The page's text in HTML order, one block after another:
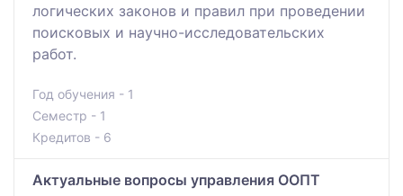
логических законов и правил при проведении
поисковых и научно-исследовательских
работ.
Год обучения - 1
Семестр - 1
Кредитов - 6
Актуальные вопросы управления ООПТ